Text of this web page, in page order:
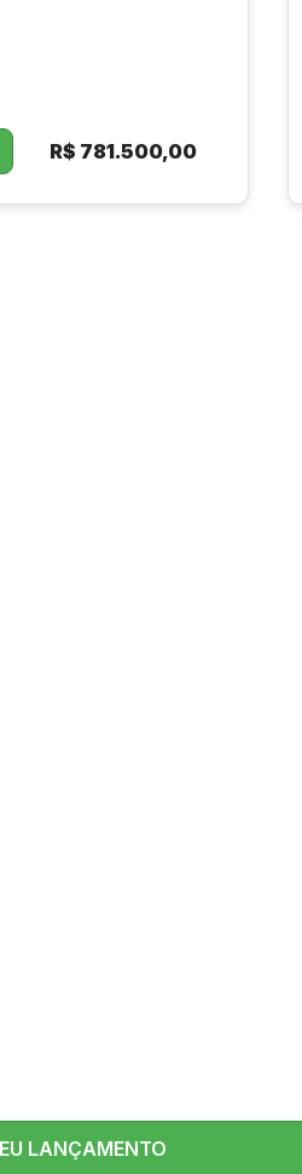
R$ 781.500,00
LANÇAMENTO